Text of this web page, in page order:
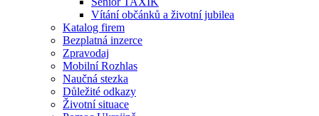
Vítání občánků a životní jubilea
Katalog firem
Bezplatná inzerce
Zpravodaj
Mobilní Rozhlas
Naučná stezka
Důležité odkazy
Životní situace